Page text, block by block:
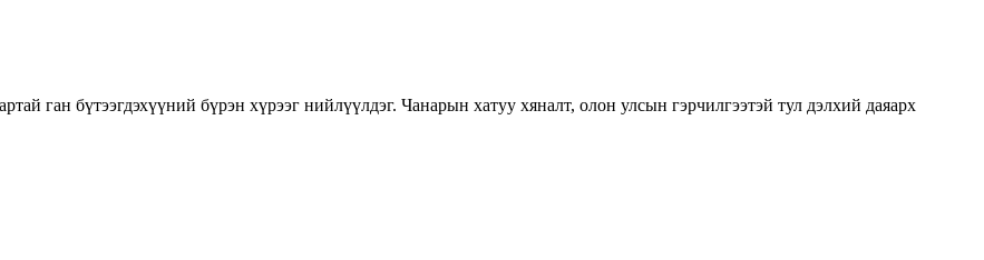
ган бүтээгдэхүүний бүрэн хүрээг нийлүүлдэг. Чанарын хатуу хяналт, олон улсын гэрчилгээтэй тул дэлхий даяарх